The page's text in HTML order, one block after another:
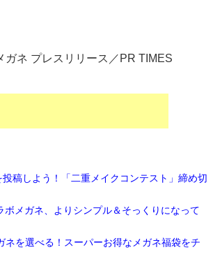
ガネ プレスリリース／PR TIMES
投稿しよう！「二重メイクコンテスト」締め切
ボメガネ、よりシンプル＆そっくりになって
ネを選べる！スーパーお得なメガネ福袋をチ